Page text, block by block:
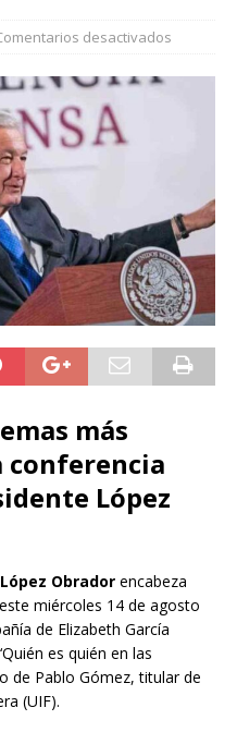
desactivados
más
conferencia
López
Obrador encabeza
miércoles 14 de agosto
de Elizabeth García
es quién en las
de Pablo Gómez, titular de
(UIF).